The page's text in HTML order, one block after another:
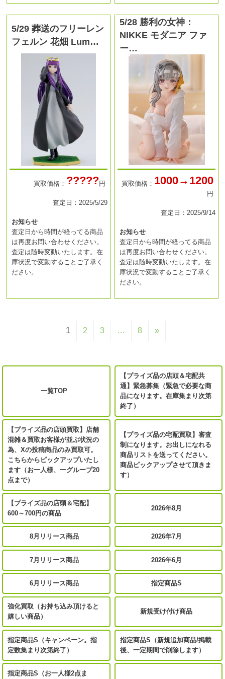
5/29 葬送のフリーレン
フェルン 花畑 Lum…
買取価格： ?????円
査定日：2025/5/29
お知らせ
査定日から時間が経ってる商品
は再度お問い合わせください。
査定は随時変動いたします。在
庫状況で変動することご了承く
ださい。
5/28 勝利の女神：
NIKKE モダニア ファ
ー…
買取価格： 1000→1200
円
査定日：2025/9/14
お知らせ
査定日から時間が経ってる商品
は再度お問い合わせください。
査定は随時変動いたします。在
庫状況で変動することご了承く
ださい。
1 2 3 … 8 »
一覧TOP
【プライズ品の店頭＆宅配共
通】緊急募集（緊急で必要な商
品になります。在庫集まり次第
終了）
【プライズ品の店頭買取】店舗
混雑＆買取お客様が並ぶ状況の
為、Xの投稿商品のみ買取可。
こちらからピックアップいたし
ます（お一人様、一グループ20
点まで）
【プライズ品の宅配買取】審査
制になります。お出しになれる
商品リストを送ってください。
商品ピックアップさせて頂きま
す）
【プライズ品の店頭＆宅配】
600～700円の商品
2026年8月
8月リリース商品 2026年7月
7月リリース商品 2026年6月
6月リリース商品 指定商品S
強化買取（お持ち込み頂けると
嬉しい商品）
新規受け付け商品
指定商品S（キャンペーン。指
定数集まり次第終了）
指定商品S（新規追加商品/掲載
後、一定期間で削除します）
指定商品S（お一人様2点ま